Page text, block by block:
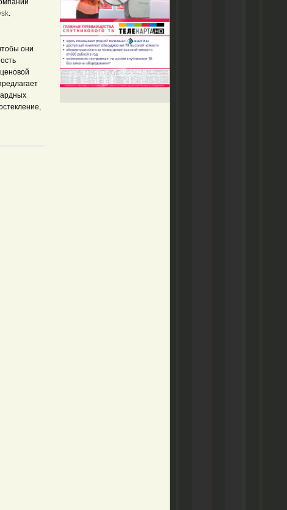
.
они